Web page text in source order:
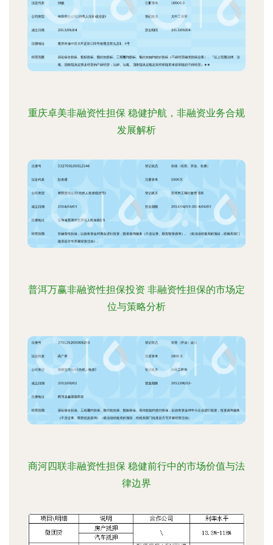
重庆卓美非融资性担保 稳健护航，非融资业务合规
发展解析
普洱万赢非融资性担保投资 非融资性担保的市场定
位与策略分析
商河四联非融资性担保 稳健前行中的市场价值与法
律边界